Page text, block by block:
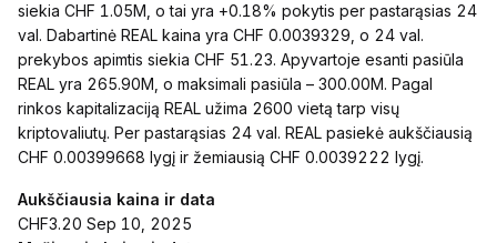
siekia CHF 1.05M, o tai yra +0.18% pokytis per pastarąsias 24
val. Dabartinė REAL kaina yra CHF 0.0039329, o 24 val.
prekybos apimtis siekia CHF 51.23. Apyvartoje esanti pasiūla
REAL yra 265.90M, o maksimali pasiūla – 300.00M. Pagal
rinkos kapitalizaciją REAL užima 2600 vietą tarp visų
kriptovaliutų. Per pastarąsias 24 val. REAL pasiekė aukščiausią
CHF 0.00399668 lygį ir žemiausią CHF 0.0039222 lygį.
Aukščiausia kaina ir data
CHF3.20 Sep 10, 2025